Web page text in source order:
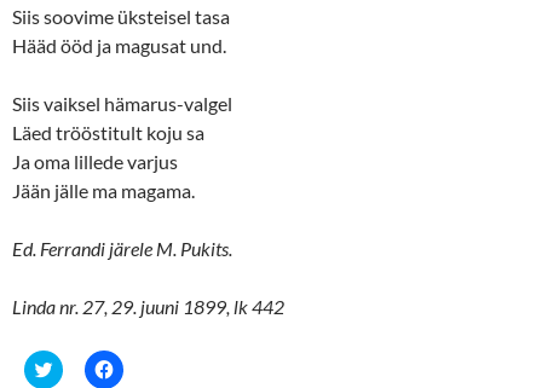
Siis soovime üksteisel tasa
Hääd ööd ja magusat und.
Siis vaiksel hämarus-valgel
Läed trööstitult koju sa
Ja oma lillede varjus
Jään jälle ma magama.
Ed. Ferrandi järele M. Pukits.
Linda nr. 27, 29. juuni 1899, lk 442
C
l
C
l